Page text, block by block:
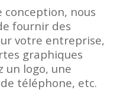
conception, nous
fournir des
votre entreprise,
graphiques
un logo, une
téléphone, etc.